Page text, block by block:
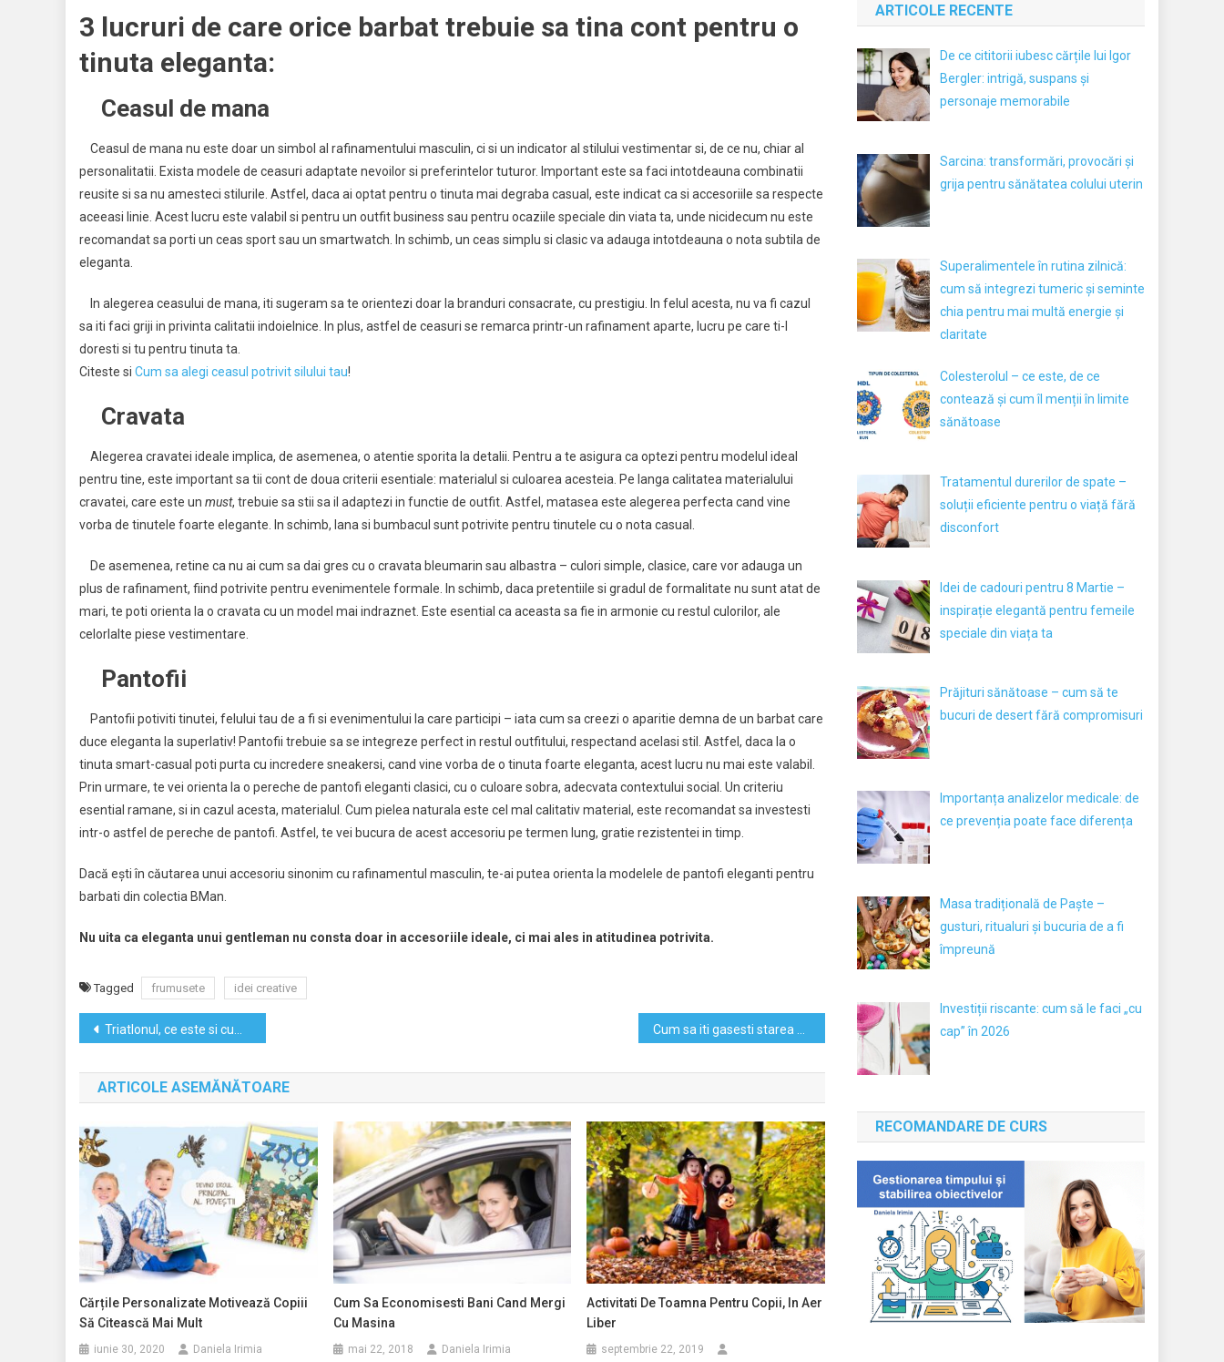
3 lucruri de care orice barbat trebuie sa tina cont pentru o
tinuta eleganta:
Ceasul de mana
Ceasul de mana nu este doar un simbol al rafinamentului masculin, ci si un indicator al stilului vestimentar si, de ce nu, chiar al
personalitatii. Exista modele de ceasuri adaptate nevoilor si preferintelor tuturor. Important este sa faci intotdeauna combinatii
reusite si sa nu amesteci stilurile. Astfel, daca ai optat pentru o tinuta mai degraba casual, este indicat ca si accesoriile sa respecte
aceeasi linie. Acest lucru este valabil si pentru un outfit business sau pentru ocaziile speciale din viata ta, unde nicidecum nu este
recomandat sa porti un ceas sport sau un smartwatch. In schimb, un ceas simplu si clasic va adauga intotdeauna o nota subtila de
eleganta.
In alegerea ceasului de mana, iti sugeram sa te orientezi doar la branduri consacrate, cu prestigiu. In felul acesta, nu va fi cazul
sa iti faci griji in privinta calitatii indoielnice. In plus, astfel de ceasuri se remarca printr-un rafinament aparte, lucru pe care ti-l
doresti si tu pentru tinuta ta.
Citeste si Cum sa alegi ceasul potrivit silului tau!
Cravata
Alegerea cravatei ideale implica, de asemenea, o atentie sporita la detalii. Pentru a te asigura ca optezi pentru modelul ideal
pentru tine, este important sa tii cont de doua criterii esentiale: materialul si culoarea acesteia. Pe langa calitatea materialului
cravatei, care este un must, trebuie sa stii sa il adaptezi in functie de outfit. Astfel, matasea este alegerea perfecta cand vine
vorba de tinutele foarte elegante. In schimb, lana si bumbacul sunt potrivite pentru tinutele cu o nota casual.
De asemenea, retine ca nu ai cum sa dai gres cu o cravata bleumarin sau albastra – culori simple, clasice, care vor adauga un
plus de rafinament, fiind potrivite pentru evenimentele formale. In schimb, daca pretentiile si gradul de formalitate nu sunt atat de
mari, te poti orienta la o cravata cu un model mai indraznet. Este esential ca aceasta sa fie in armonie cu restul culorilor, ale
celorlalte piese vestimentare.
Pantofii
Pantofii potiviti tinutei, felului tau de a fi si evenimentului la care participi – iata cum sa creezi o aparitie demna de un barbat care
duce eleganta la superlativ! Pantofii trebuie sa se integreze perfect in restul outfitului, respectand acelasi stil. Astfel, daca la o
tinuta smart-casual poti purta cu incredere sneakersi, cand vine vorba de o tinuta foarte eleganta, acest lucru nu mai este valabil.
Prin urmare, te vei orienta la o pereche de pantofi eleganti clasici, cu o culoare sobra, adecvata contextului social. Un criteriu
esential ramane, si in cazul acesta, materialul. Cum pielea naturala este cel mal calitativ material, este recomandat sa investesti
intr-o astfel de pereche de pantofi. Astfel, te vei bucura de acest accesoriu pe termen lung, gratie rezistentei in timp.
Dacă ești în căutarea unui accesoriu sinonim cu rafinamentul masculin, te-ai putea orienta la modelele de pantofi eleganti pentru
barbati din colectia BMan.
Nu uita ca eleganta unui gentleman nu consta doar in accesoriile ideale, ci mai ales in atitudinea potrivita.
Tagged frumusete idei creative
Navigare
în
articole
Triatlonul, ce este si cum participi
ARTICOLE ASEMĂNĂTOARE
Cărțile Personalizate Motivează Copiii
Să Citească Mai Mult
iunie 30, 2020 Daniela Irimia
Cum Sa Economisesti Bani Cand Mergi
Cu Masina
mai 22, 2018 Daniela Irimia
Activitati De Toamna Pentru Copii, In Aer
Liber
septembrie 22, 2019
ARTICOLE RECENTE
De ce cititorii iubesc cărțile lui Igor
Bergler: intrigă, suspans și
personaje memorabile
Sarcina: transformări, provocări și
grija pentru sănătatea colului uterin
Superalimentele în rutina zilnică:
cum să integrezi tumeric și seminte
chia pentru mai multă energie și
claritate
Colesterolul – ce este, de ce
contează și cum îl menții în limite
sănătoase
Tratamentul durerilor de spate –
soluții eficiente pentru o viață fără
disconfort
Idei de cadouri pentru 8 Martie –
inspirație elegantă pentru femeile
speciale din viața ta
Prăjituri sănătoase – cum să te
bucuri de desert fără compromisuri
Importanța analizelor medicale: de
ce prevenția poate face diferența
Masa tradițională de Paște –
gusturi, ritualuri și bucuria de a fi
împreună
Investiții riscante: cum să le faci „cu
cap” în 2026
RECOMANDARE DE CURS